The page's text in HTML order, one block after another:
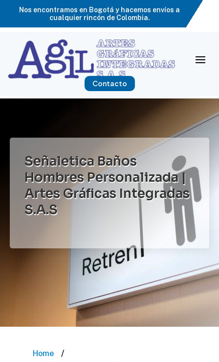
Nos encontramos en Bogotá y hacemos envíos a
cualquier rincón de Colombia.
Contacto
Señaletica Baños
Hombres Personalizada |
Artes Gráficas Integradas
S.A.S
Home /